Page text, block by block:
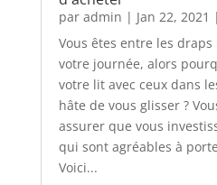
par admin | Jan 22, 2021 |
Vous êtes entre les
votre journée, alors
votre lit avec ceux dans
hâte de vous glisser ?
assurer que vous
qui sont agréables à
Voici...